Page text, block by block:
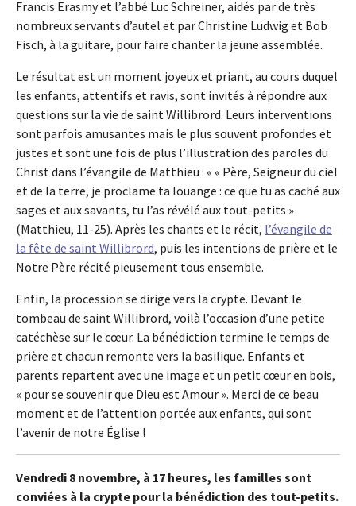
Francis Erasmy et l’abbé Luc Schreiner, aidés par de très
nombreux servants d’autel et par Christine Ludwig et Bob
Fisch, à la guitare, pour faire chanter la jeune assemblée.
Le résultat est un moment joyeux et priant, au cours duquel
les enfants, attentifs et ravis, sont invités à répondre aux
questions sur la vie de saint Willibrord. Leurs interventions
sont parfois amusantes mais le plus souvent profondes et
justes et sont une fois de plus l’illustration des paroles du
Christ dans l’évangile de Matthieu : « « Père, Seigneur du ciel
et de la terre, je proclame ta louange : ce que tu as caché aux
sages et aux savants, tu l’as révélé aux tout-petits »
(Matthieu, 11-25). Après les chants et le récit, l’évangile de
la fête de saint Willibrord, puis les intentions de prière et le
Notre Père récité pieusement tous ensemble.
Enfin, la procession se dirige vers la crypte. Devant le
tombeau de saint Willibrord, voilà l’occasion d’une petite
catéchèse sur le cœur. La bénédiction termine le temps de
prière et chacun remonte vers la basilique. Enfants et
parents repartent avec une image et un petit cœur en bois,
« pour se souvenir que Dieu est Amour ». Merci de ce beau
moment et de l’attention portée aux enfants, qui sont
l’avenir de notre Église !
Vendredi 8 novembre, à 17 heures, les familles sont
conviées à la crypte pour la bénédiction des tout-petits.